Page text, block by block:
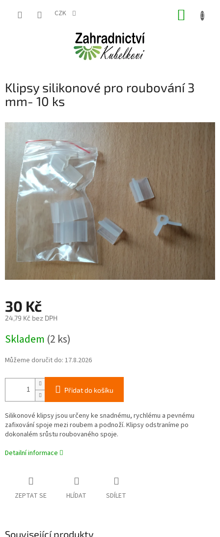
CZK
Klipsy silikonové pro roubování 3
mm- 10 ks
30 Kč
24,79 Kč bez DPH
cena:
Skladem (2 ks)
Můžeme doručit do: 17.8.2026
Přidat do košíku
Silikonové klipsy jsou určeny ke snadnému, rychlému a pevnému
zafixování spoje mezi roubem a podnoží. Klipsy odstraníme po
dokonalém srůstu roubovaného spoje.
Detailní informace
ZEPTAT SE HLÍDAT SDÍLET
Související produkty